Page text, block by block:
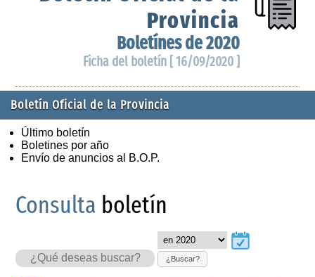
Provincia
Boletínes de 2020
Ficha del boletín [ 16/09/2020 ]
Boletín Oficial de la Provincia
Último boletín
Boletines por año
Envío de anuncios al B.O.P.
Consulta boletín
¿Buscar?